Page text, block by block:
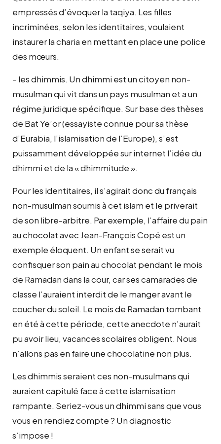
empressés d’évoquer la taqiya. Les filles
incriminées, selon les identitaires, voulaient
instaurer la charia en mettant en place une police
des mœurs.
– les dhimmis. Un dhimmi est un citoyen non-
musulman qui vit dans un pays musulman et a un
régime juridique spécifique. Sur base des thèses
de Bat Ye’or (essayiste connue pour sa thèse
d’Eurabia, l’islamisation de l’Europe), s’est
puissamment développée sur internet l’idée du
dhimmi et de la « dhimmitude ».
Pour les identitaires, il s’agirait donc du français
non-musulman soumis à cet islam et le priverait
de son libre-arbitre. Par exemple, l’affaire du pain
au chocolat avec Jean-François Copé est un
exemple éloquent. Un enfant se serait vu
confisquer son pain au chocolat pendant le mois
de Ramadan dans la cour, car ses camarades de
classe l’auraient interdit de le manger avant le
coucher du soleil. Le mois de Ramadan tombant
en été à cette période, cette anecdote n’aurait
pu avoir lieu, vacances scolaires obligent. Nous
n’allons pas en faire une chocolatine non plus.
Les dhimmis seraient ces non-musulmans qui
auraient capitulé face à cette islamisation
rampante. Seriez-vous un dhimmi sans que vous
vous en rendiez compte ? Un diagnostic
s’impose !